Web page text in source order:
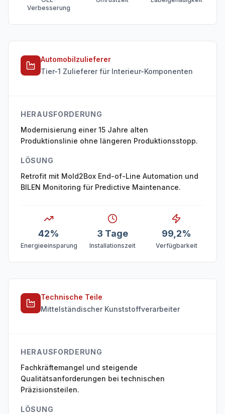
Verbesserung
Automobilzulieferer
Tier-1 Zulieferer für Interieur-Komponenten
HERAUSFORDERUNG
Modernisierung einer 15 Jahre alten
Produktionslinie ohne längeren Produktionsstopp.
LÖSUNG
Retrofit mit Mold2Box End-of-Line Automation und
BILEN Monitoring für Predictive Maintenance.
42%
Energieeinsparung
3 Tage
Installationszeit
99,2%
Verfügbarkeit
Technische Teile
Mittelständischer Kunststoffverarbeiter
HERAUSFORDERUNG
Fachkräftemangel und steigende
Qualitätsanforderungen bei technischen
Präzisionsteilen.
LÖSUNG